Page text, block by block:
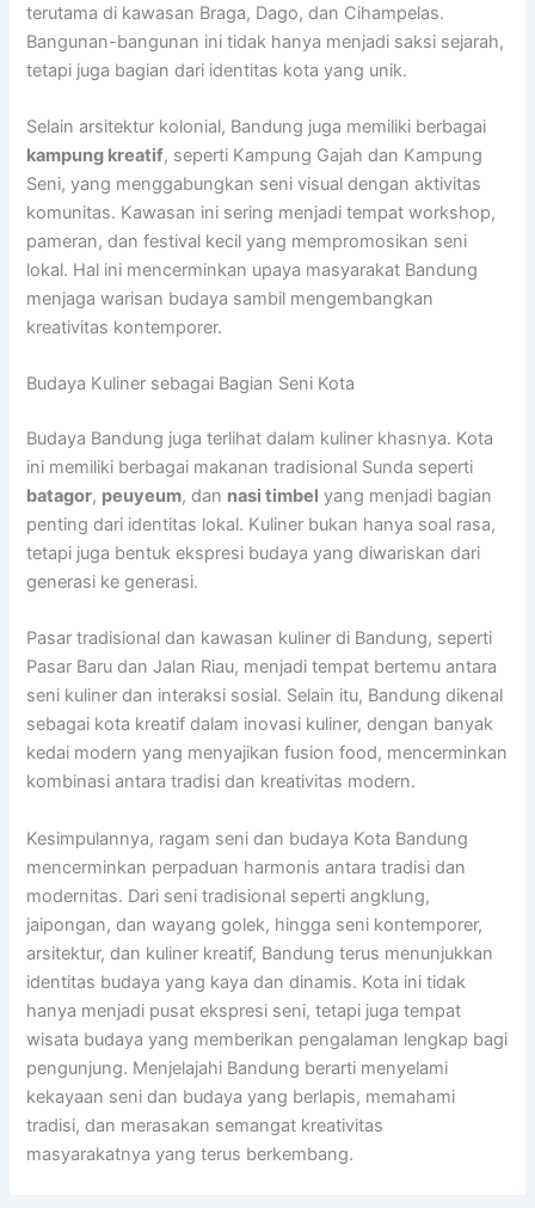
terutama di kawasan Braga, Dago, dan Cihampelas.
Bangunan-bangunan ini tidak hanya menjadi saksi sejarah,
tetapi juga bagian dari identitas kota yang unik.
Selain arsitektur kolonial, Bandung juga memiliki berbagai
kampung kreatif, seperti Kampung Gajah dan Kampung
Seni, yang menggabungkan seni visual dengan aktivitas
komunitas. Kawasan ini sering menjadi tempat workshop,
pameran, dan festival kecil yang mempromosikan seni
lokal. Hal ini mencerminkan upaya masyarakat Bandung
menjaga warisan budaya sambil mengembangkan
kreativitas kontemporer.
Budaya Kuliner sebagai Bagian Seni Kota
Budaya Bandung juga terlihat dalam kuliner khasnya. Kota
ini memiliki berbagai makanan tradisional Sunda seperti
batagor, peuyeum, dan nasi timbel yang menjadi bagian
penting dari identitas lokal. Kuliner bukan hanya soal rasa,
tetapi juga bentuk ekspresi budaya yang diwariskan dari
generasi ke generasi.
Pasar tradisional dan kawasan kuliner di Bandung, seperti
Pasar Baru dan Jalan Riau, menjadi tempat bertemu antara
seni kuliner dan interaksi sosial. Selain itu, Bandung dikenal
sebagai kota kreatif dalam inovasi kuliner, dengan banyak
kedai modern yang menyajikan fusion food, mencerminkan
kombinasi antara tradisi dan kreativitas modern.
Kesimpulannya, ragam seni dan budaya Kota Bandung
mencerminkan perpaduan harmonis antara tradisi dan
modernitas. Dari seni tradisional seperti angklung,
jaipongan, dan wayang golek, hingga seni kontemporer,
arsitektur, dan kuliner kreatif, Bandung terus menunjukkan
identitas budaya yang kaya dan dinamis. Kota ini tidak
hanya menjadi pusat ekspresi seni, tetapi juga tempat
wisata budaya yang memberikan pengalaman lengkap bagi
pengunjung. Menjelajahi Bandung berarti menyelami
kekayaan seni dan budaya yang berlapis, memahami
tradisi, dan merasakan semangat kreativitas
masyarakatnya yang terus berkembang.